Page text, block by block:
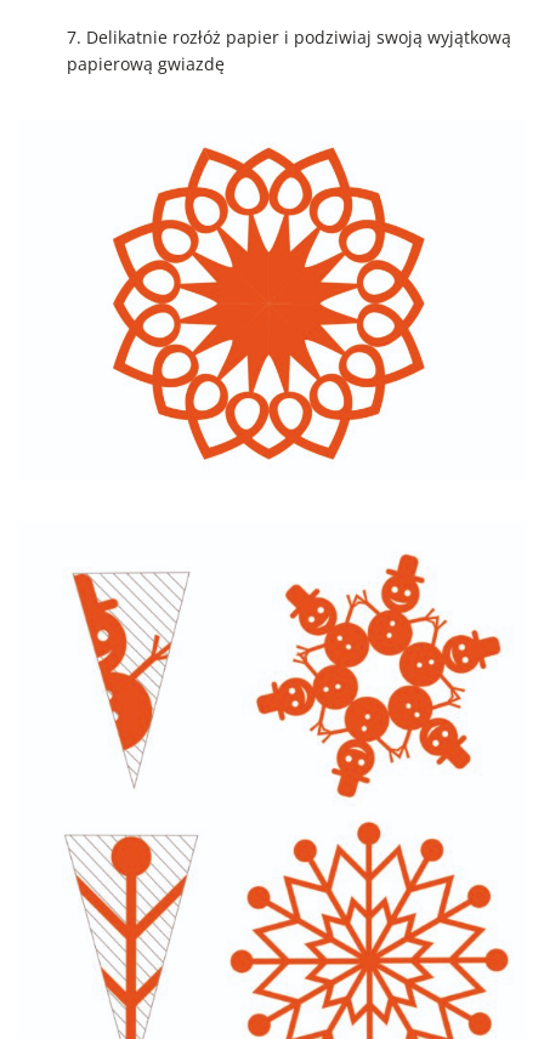
7. Delikatnie rozłóż papier i podziwiaj swoją wyjątkową
papierową gwiazdę